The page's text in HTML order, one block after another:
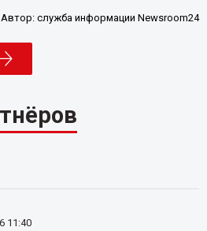
Автор:служба информации Newsroom24
11:40